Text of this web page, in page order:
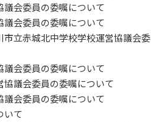
会委員の委嘱について
会委員の委嘱について
立赤城北中学校学校運営協議会委
会委員の委嘱について
議会委員の委嘱について
会委員の委嘱について
いて